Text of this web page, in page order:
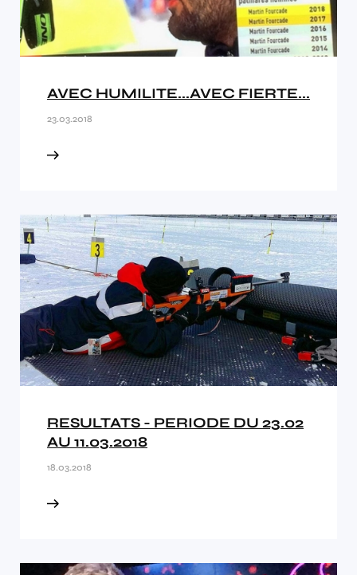
AVEC HUMILITE...AVEC FIERTE...
23.03.2018
RESULTATS - PERIODE DU 23.02
AU 11.03.2018
18.03.2018